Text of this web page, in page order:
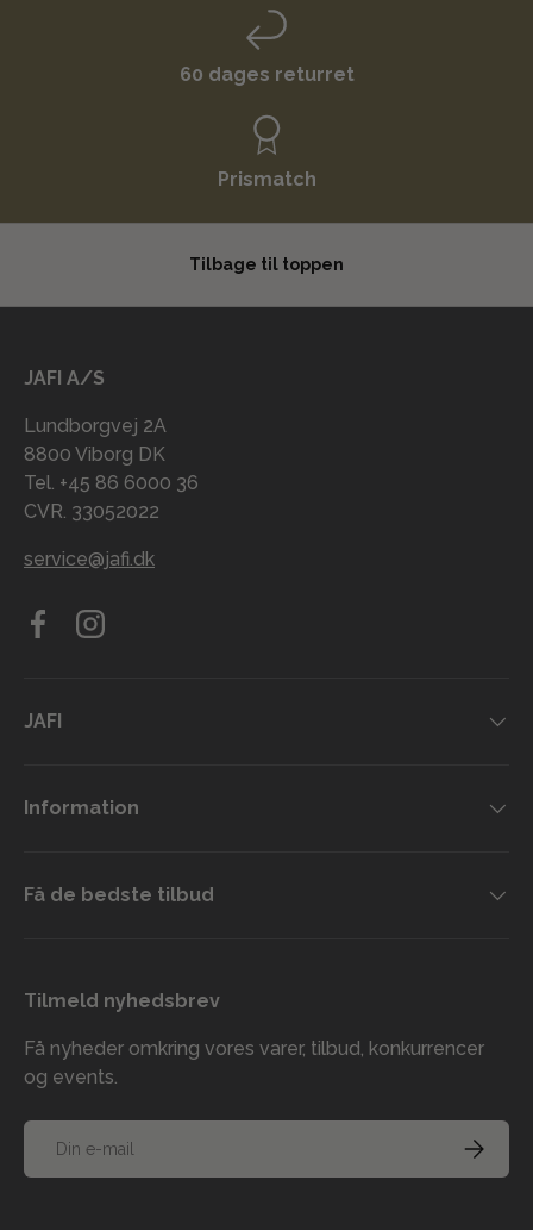
60 dages returret
Prismatch
Tilbage til toppen
JAFI A/S
Lundborgvej 2A
8800 Viborg DK
Tel. +45 86 6000 36
CVR. 33052022
service@jafi.dk
FacebookInstagram
JAFI
Information
Få de bedste tilbud
Tilmeld nyhedsbrev
Få nyheder omkring vores varer, tilbud, konkurrencer
og events.
TILMELD